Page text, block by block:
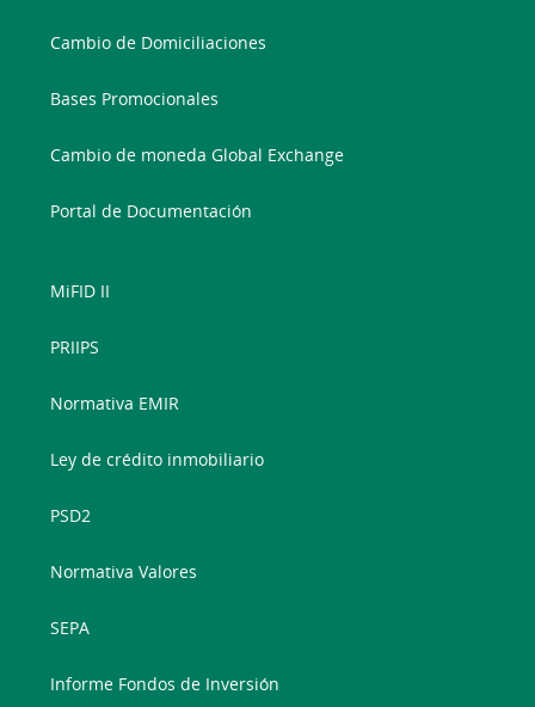
Cambio de Domiciliaciones
Bases Promocionales
Cambio de moneda Global Exchange
Portal de Documentación
MiFID II
PRIIPS
Normativa EMIR
Ley de crédito inmobiliario
PSD2
Normativa Valores
SEPA
Informe Fondos de Inversión